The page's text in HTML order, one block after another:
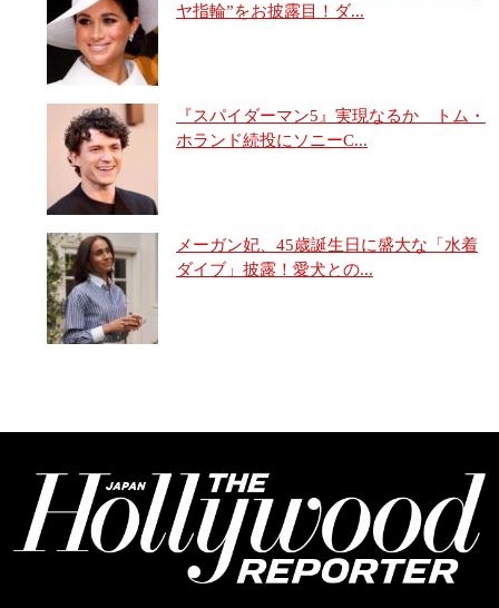
ヤ指輪”をお披露目！ダ...
『スパイダーマン5』実現なるか トム・
ホランド続投にソニーC...
メーガン妃、45歳誕生日に盛大な「水着
ダイブ」披露！愛犬との...